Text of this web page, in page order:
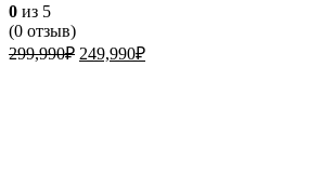
0 из 5
(0 отзыв)
299,990₽ Первоначальная
249,990₽Текущая